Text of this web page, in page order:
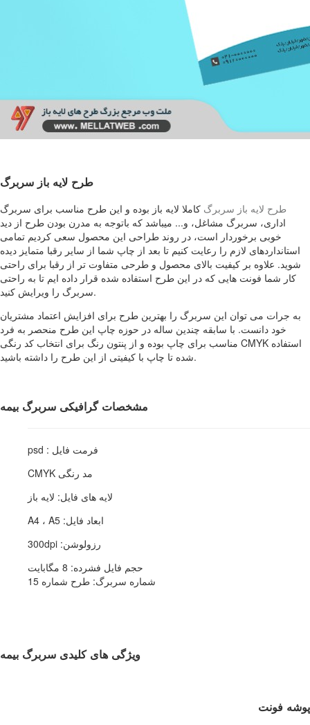
طرح لایه باز سربرگ
طرح لایه باز سربرگ کاملا لایه باز بوده و این طرح مناسب برای سربرگ
اداری، سربرگ مشاغل، و... میباشد که باتوجه به مدرن بودن طرح از دید
خوبی برخوردار است، در روند طراحی این محصول سعی کردیم تمامی
استانداردهای لازم را رعایت کنیم تا بعد از چاپ شما از سایر رقبا متمایز دیده
شوید. علاوه بر کیفیت بالای محصول و طرحی متفاوت تر از رقبا برای راحتی
کار شما فونت هایی که در این طرح استفاده شده قرار داده ایم تا به راحتی
سربرگ را ویرایش کنید.
به جرات می توان این سربرگ را بهترین طرح برای افزایش اعتماد مشتریان
خود دانست. با سابقه چندین ساله در حوزه چاپ این طرح منحصر به فرد
مناسب برای چاپ بوده و از پنتون رنگ برای انتخاب کد رنگی CMYK استفاده
شده تا چاپ با کیفیتی از این طرح را داشته باشید.
مشخصات گرافیکی سربرگ بیمه
فرمت فایل : psd
مد رنگی CMYK
لایه های فایل: لایه باز
ابعاد فایل: A4 ، A5
رزولوشن: 300dpi
حجم فایل فشرده: 8 مگابایت
شماره سربرگ: طرح شماره 15
ویژگی های کلیدی سربرگ بیمه
پوشه فونت